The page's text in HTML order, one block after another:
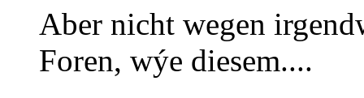
Aber nicht wegen
Foren, wýe diesem....